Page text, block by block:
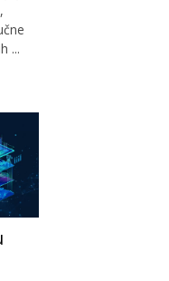
...